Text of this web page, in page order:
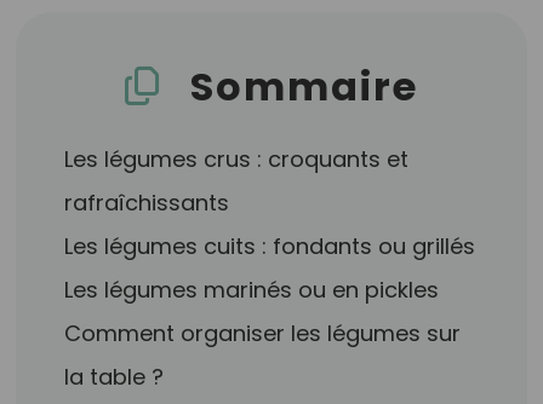
Sommaire
Les légumes crus : croquants et
rafraîchissants
Les légumes cuits : fondants ou grillés
Les légumes marinés ou en pickles
Comment organiser les légumes sur
la table ?